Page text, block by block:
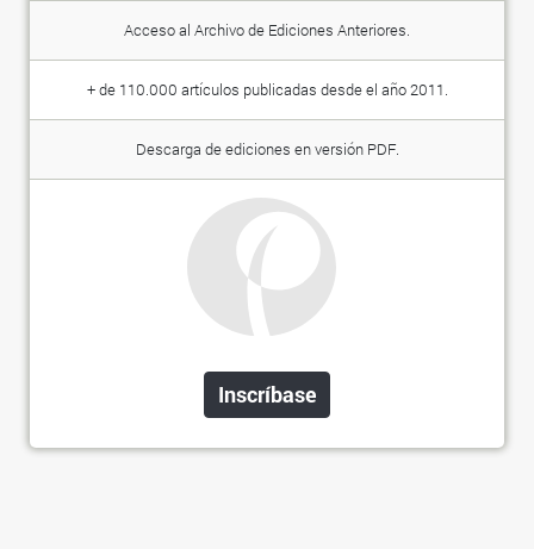
Acceso al Archivo de Ediciones Anteriores.
+ de 110.000 artículos publicadas desde el año 2011.
Descarga de ediciones en versión PDF.
Inscríbase